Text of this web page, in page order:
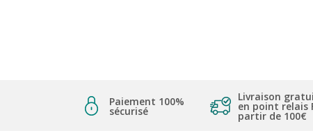
Paiement 100%
sécurisé
Livraison
en point relais
partir de 100€